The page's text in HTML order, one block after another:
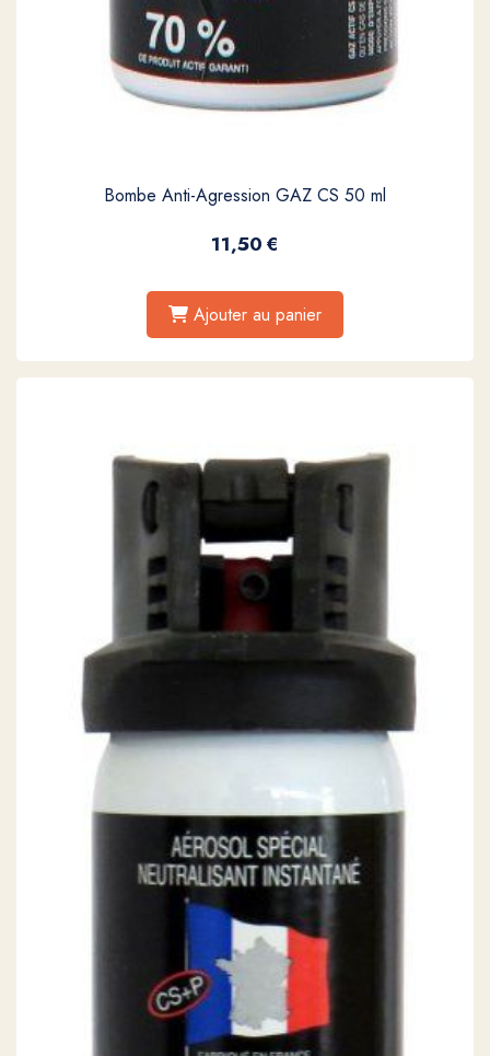
Bombe Anti-Agression GAZ CS 50 ml
11,50€
Ajouter au panier